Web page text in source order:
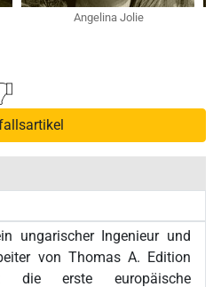
Angelina Jolie
ungarischer Ingenieur und
von Thomas A. Edition
die erste europäische